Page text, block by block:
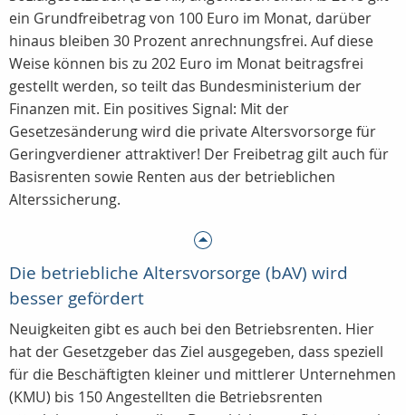
ein Grundfreibetrag von 100 Euro im Monat, darüber
hinaus bleiben 30 Prozent anrechnungsfrei. Auf diese
Weise können bis zu 202 Euro im Monat beitragsfrei
gestellt werden, so teilt das Bundesministerium der
Finanzen mit. Ein positives Signal: Mit der
Gesetzesänderung wird die private Altersvorsorge für
Geringverdiener attraktiver! Der Freibetrag gilt auch für
Basisrenten sowie Renten aus der betrieblichen
Alterssicherung.
Die betriebliche Altersvorsorge (bAV) wird
besser gefördert
Neuigkeiten gibt es auch bei den Betriebsrenten. Hier
hat der Gesetzgeber das Ziel ausgegeben, dass speziell
für die Beschäftigten kleiner und mittlerer Unternehmen
(KMU) bis 150 Angestellten die Betriebsrenten